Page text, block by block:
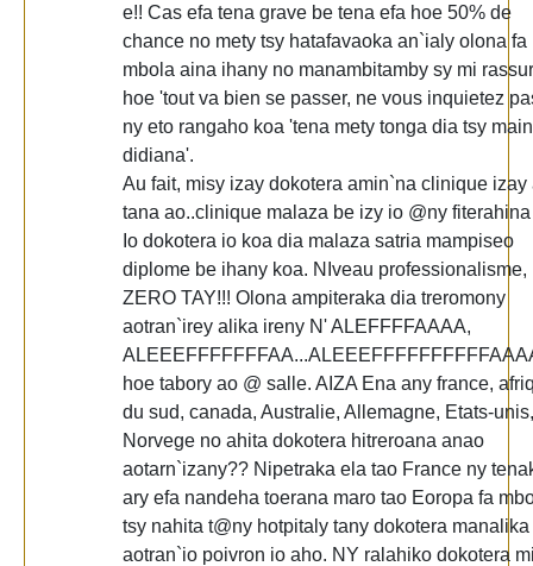
e!! Cas efa tena grave be tena efa hoe 50% de
chance no mety tsy hatafavaoka an`ialy olona fa
mbola aina ihany no manambitamby sy mi
hoe 'tout va bien se passer, ne vous inquietez
ny eto rangaho koa 'tena mety tonga dia tsy
didiana'.
Au fait, misy izay dokotera amin`na clinique izay
tana ao..clinique malaza be izy io @ny
Io dokotera io koa dia malaza satria mampiseo
diplome be ihany koa. NIveau professionalisme,
ZERO TAY!!! Olona ampiteraka dia treromony
aotran`irey alika ireny N' ALEFFFFAAAA,
hoe tabory ao @ salle. AIZA Ena any france,
du sud, canada, Australie, Allemagne, Etats-unis,
Norvege no ahita dokotera hitreroana anao
aotarn`izany?? Nipetraka ela tao France ny
ary efa nandeha toerana maro tao Eoropa fa
tsy nahita t@ny hotpitaly tany dokotera manalika
aotran`io poivron io aho. NY ralahiko dokotera